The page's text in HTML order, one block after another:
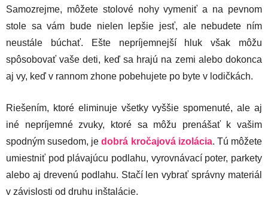
Samozrejme, môžete stolové nohy vymeniť a na pevnom
stole sa vám bude nielen lepšie jesť, ale nebudete ním
neustále búchať. Ešte nepríjemnejší hluk však môžu
spôsobovať vaše deti, keď sa hrajú na zemi alebo dokonca
aj vy, keď v rannom zhone pobehujete po byte v lodičkách.
Riešením, ktoré eliminuje všetky vyššie spomenuté, ale aj
iné nepríjemné zvuky, ktoré sa môžu prenášať k vašim
spodným susedom, jedobrá kročajová izolácia. Tú môžete
umiestniť pod plávajúcu podlahu, vyrovnávací poter, parkety
alebo aj drevenú podlahu. Stačí len vybrať správny materiál
v závislosti od druhu inštalácie.